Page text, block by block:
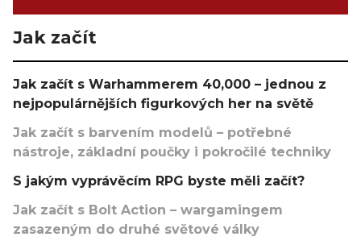
Jak začít
Jak začít s Warhammerem 40,000 – jednou z
nejpopulárnějších figurkových her na světě
Jak začít s barvením modelů – potřebné
nástroje, základní poučky i pokročilé techniky
S jakým vyprávěcím RPG byste měli začít?
Jak začít s Bolt Action – wargamingem
zasazeným do druhé světové války